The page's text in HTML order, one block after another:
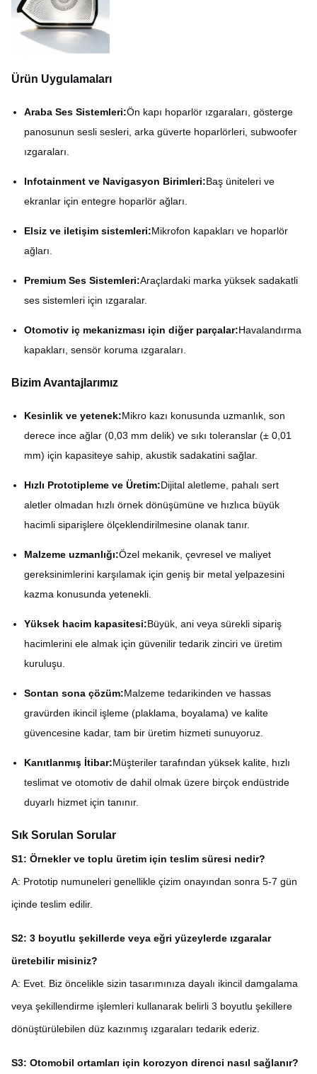
Ürün Uygulamaları
Araba Ses Sistemleri:Ön kapı hoparlör ızgaraları, gösterge
panosunun sesli sesleri, arka güverte hoparlörleri, subwoofer
ızgaraları.
Infotainment ve Navigasyon Birimleri:Baş üniteleri ve
ekranlar için entegre hoparlör ağları.
Elsiz ve iletişim sistemleri:Mikrofon kapakları ve hoparlör
ağları.
Premium Ses Sistemleri:Araçlardaki marka yüksek sadakatli
ses sistemleri için ızgaralar.
Otomotiv iç mekanizması için diğer parçalar:Havalandırma
kapakları, sensör koruma ızgaraları.
Bizim Avantajlarımız
Kesinlik ve yetenek:Mikro kazı konusunda uzmanlık, son
derece ince ağlar (0,03 mm delik) ve sıkı toleranslar (± 0,01
mm) için kapasiteye sahip, akustik sadakatini sağlar.
Hızlı Prototipleme ve Üretim:Dijital aletleme, pahalı sert
aletler olmadan hızlı örnek dönüşümüne ve hızlıca büyük
hacimli siparişlere ölçeklendirilmesine olanak tanır.
Malzeme uzmanlığı:Özel mekanik, çevresel ve maliyet
gereksinimlerini karşılamak için geniş bir metal yelpazesini
kazma konusunda yetenekli.
Yüksek hacim kapasitesi:Büyük, ani veya sürekli sipariş
hacimlerini ele almak için güvenilir tedarik zinciri ve üretim
kuruluşu.
Sontan sona çözüm:Malzeme tedarikinden ve hassas
gravürden ikincil işleme (plaklama, boyalama) ve kalite
güvencesine kadar, tam bir üretim hizmeti sunuyoruz.
Kanıtlanmış İtibar:Müşteriler tarafından yüksek kalite, hızlı
teslimat ve otomotiv de dahil olmak üzere birçok endüstride
duyarlı hizmet için tanınır.
Sık Sorulan Sorular
S1: Örnekler ve toplu üretim için teslim süresi nedir?
A: Prototip numuneleri genellikle çizim onayından sonra 5-7 gün
içinde teslim edilir.
S2: 3 boyutlu şekillerde veya eğri yüzeylerde ızgaralar
üretebilir misiniz?
A: Evet. Biz öncelikle sizin tasarımınıza dayalı ikincil damgalama
veya şekillendirme işlemleri kullanarak belirli 3 boyutlu şekillere
dönüştürülebilen düz kazınmış ızgaraları tedarik ederiz.
S3: Otomobil ortamları için korozyon direnci nasıl sağlanır?